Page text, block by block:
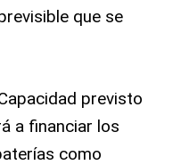
que se
previsto
a financiar los
como